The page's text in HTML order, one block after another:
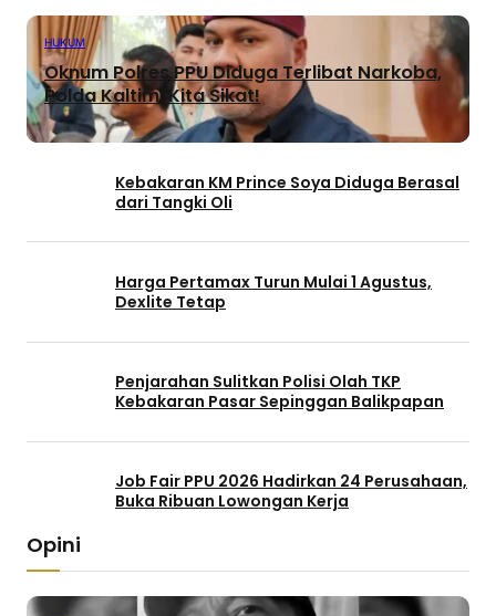
HUKUM
Oknum Polres PPU Diduga Terlibat Narkoba,
Polda Kaltim: Kita Sikat!
Kebakaran KM Prince Soya Diduga Berasal
dari Tangki Oli
Harga Pertamax Turun Mulai 1 Agustus,
Dexlite Tetap
Penjarahan Sulitkan Polisi Olah TKP
Kebakaran Pasar Sepinggan Balikpapan
Job Fair PPU 2026 Hadirkan 24 Perusahaan,
Buka Ribuan Lowongan Kerja
Opini